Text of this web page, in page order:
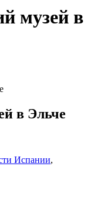
музей в
в Эльче
Испании,